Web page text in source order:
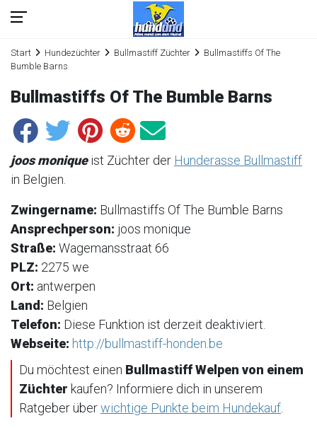
Start Hundezüchter Bullmastiff Züchter
Bullmastiffs Of The
Bumble Barns
Bullmastiffs Of The Bumble Barns
joos moniqueist Züchter der Hunderasse Bullmastiff
in Belgien.
Zwingername: Bullmastiffs Of The Bumble Barns
Ansprechperson: joos monique
Straße: Wagemansstraat 66
PLZ: 2275 we
Ort: antwerpen
Land: Belgien
Telefon: Diese Funktion ist derzeit deaktiviert.
Webseite: http://bullmastiff-honden.be
Du möchtest einen Bullmastiff Welpen von einem
Züchter kaufen? Informiere dich in unserem
Ratgeber überwichtige Punkte beim Hundekauf